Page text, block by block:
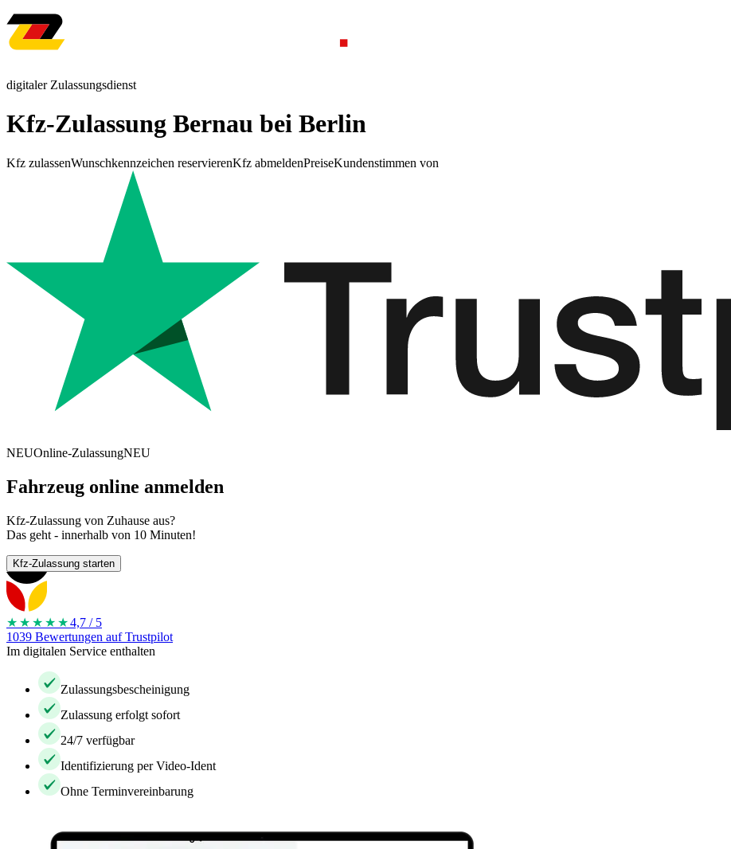
digitaler Zulassungsdienst
Kfz-Zulassung Bernau bei Berlin
Kfz zulassenWunschkennzeichen reservierenKfz abmeldenPreiseKundenstimmen von
NEUOnline-ZulassungNEU
Fahrzeug online anmelden
Kfz-Zulassung von Zuhause aus?
Das geht - innerhalb von 10 Minuten!
Kfz-Zulassung starten
★★★★ ★4,7 / 5
1039 Bewertungen auf Trustpilot
Im digitalen Service enthalten
Zulassungsbescheinigung
Zulassung erfolgt sofort
24/7 verfügbar
Identifizierung per Video-Ident
Ohne Terminvereinbarung